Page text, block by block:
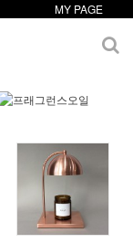
MY PAGE